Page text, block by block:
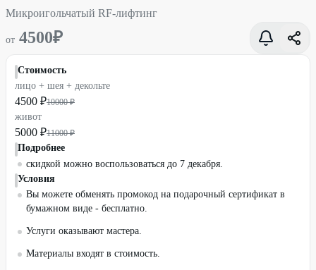
Микроигольчатый RF-лифтинг
от 4500₽
Стоимость
лицо + шея + декольте
4500 ₽10000 ₽
живот
5000 ₽11000 ₽
Подробнее
скидкой можно воспользоваться до 7 декабря.
Условия
Вы можете обменять промокод на подарочный сертификат в
бумажном виде - бесплатно.
Услуги оказывают мастера.
Материалы входят в стоимость.